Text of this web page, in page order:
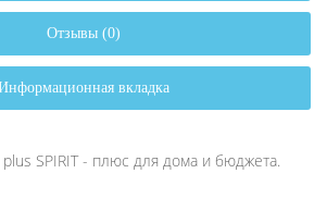
Отзывы (0)
вкладка
SPIRIT - плюс для дома и бюджета.